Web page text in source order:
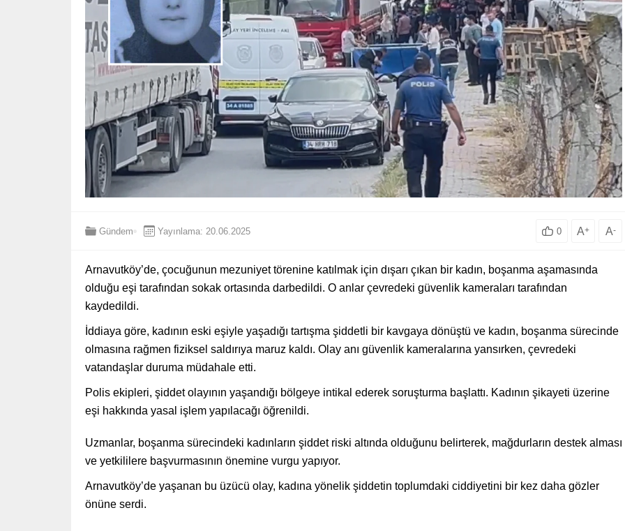
Gündem Yayınlama: 20.06.2025 0 A+ A-
Arnavutköy’de, çocuğunun mezuniyet törenine katılmak için dışarı çıkan bir kadın, boşanma aşamasında
olduğu eşi tarafından sokak ortasında darbedildi. O anlar çevredeki güvenlik kameraları tarafından
kaydedildi.
İddiaya göre, kadının eski eşiyle yaşadığı tartışma şiddetli bir kavgaya dönüştü ve kadın, boşanma sürecinde
olmasına rağmen fiziksel saldırıya maruz kaldı. Olay anı güvenlik kameralarına yansırken, çevredeki
vatandaşlar duruma müdahale etti.
Polis ekipleri, şiddet olayının yaşandığı bölgeye intikal ederek soruşturma başlattı. Kadının şikayeti üzerine
eşi hakkında yasal işlem yapılacağı öğrenildi.
Uzmanlar, boşanma sürecindeki kadınların şiddet riski altında olduğunu belirterek, mağdurların destek alması
ve yetkililere başvurmasının önemine vurgu yapıyor.
Arnavutköy’de yaşanan bu üzücü olay, kadına yönelik şiddetin toplumdaki ciddiyetini bir kez daha gözler
önüne serdi.